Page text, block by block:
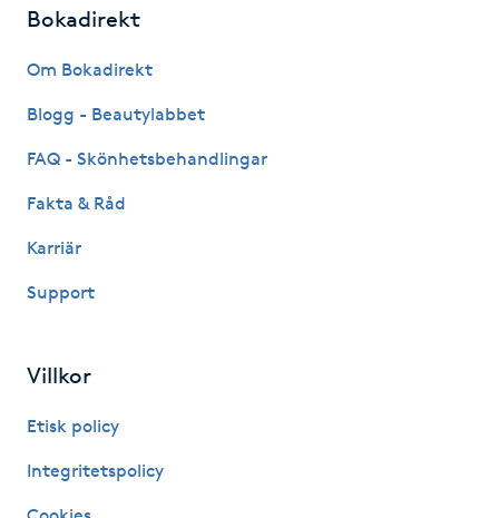
Naglar borttagning
Naglar reparation
Naprapati
Navelpiercing
Ny frisyr
O
Olaplex
Bokadirekt
Om Bokadirekt
Blogg - Beautylabbet
FAQ - Skönhetsbehandlingar
Fakta & Råd
Karriär
Support
Villkor
Etisk policy
Integritetspolicy